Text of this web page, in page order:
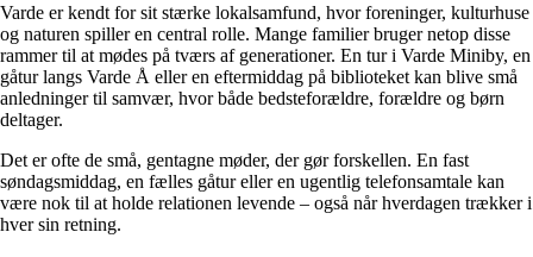
Varde er kendt for sit stærke lokalsamfund, hvor foreninger, kulturhuse
og naturen spiller en central rolle. Mange familier bruger netop disse
rammer til at mødes på tværs af generationer. En tur i Varde Miniby, en
gåtur langs Varde Å eller en eftermiddag på biblioteket kan blive små
anledninger til samvær, hvor både bedsteforældre, forældre og børn
deltager.
Det er ofte de små, gentagne møder, der gør forskellen. En fast
søndagsmiddag, en fælles gåtur eller en ugentlig telefonsamtale kan
være nok til at holde relationen levende – også når hverdagen trækker i
hver sin retning.